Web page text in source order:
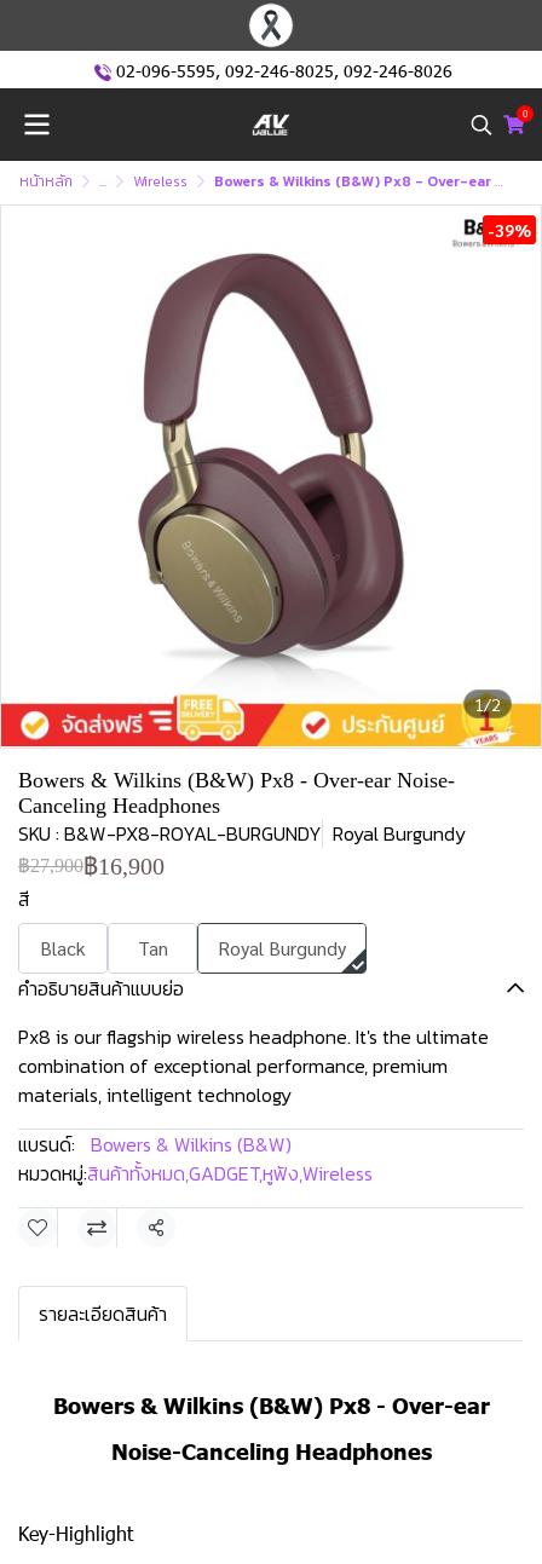
02-096-5595, 092-246-8025, 092-246-8026
0
หน้าหลัก ... Wireless Bowers & Wilkins (B&W) Px8 - Over-ear Noise-Canceling Headphones
1/2
-39%
Bowers & Wilkins (B&W) Px8 - Over-ear Noise-
Canceling Headphones
SKU : B&W-PX8-ROYAL-BURGUNDY Royal Burgundy
฿27,900฿16,900
สี
Black Tan Royal Burgundy
คำอธิบายสินค้าแบบย่อ
Px8 is our flagship wireless headphone. It's the ultimate
combination of exceptional performance, premium
materials, intelligent technology
แบรนด์: Bowers & Wilkins (B&W)
หมวดหมู่:สินค้าทั้งหมด,GADGET,หูฟัง,Wireless
แชร์
รายละเอียดสินค้า
Bowers & Wilkins (B&W) Px8 - Over-ear
Noise-Canceling Headphones
Key-Highlight